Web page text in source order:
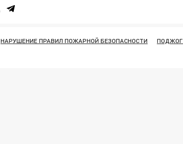
НАРУШЕНИЕ ПРАВИЛ ПОЖАРНОЙ БЕЗОПАСНОСТИ ПОДЖОГ